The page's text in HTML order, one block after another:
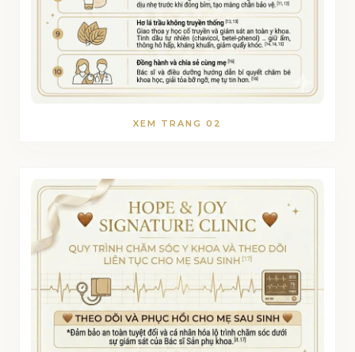
XEM TRANG 02